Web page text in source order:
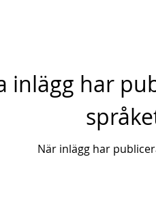
inlägg har
När inlägg har